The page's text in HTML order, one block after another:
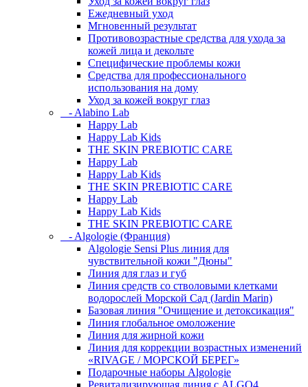
Ежедневный уход
Мгновенный результат
Противовозрастные средства для ухода за
кожей лица и декольте
Специфические проблемы кожи
Средства для профессионального
использования на дому
Уход за кожей вокруг глаз
- Alabino Lab
Happy Lab
Happy Lab Kids
THE SKIN PREBIOTIC CARE
Happy Lab
Happy Lab Kids
THE SKIN PREBIOTIC CARE
Happy Lab
Happy Lab Kids
THE SKIN PREBIOTIC CARE
- Algologie (Франция)
Algologie Sensi Plus линия для
чувcтвительной кожи "Дюны"
Линия для глаз и губ
Линия средств со стволовыми клетками
водорослей Морской Сад (Jardin Marin)
Базовая линия "Очищение и детоксикация"
Линия глобальное омоложение
Линия для жирной кожи
Линия для коррекции возрастных изменений
«RIVAGE / МОРСКОЙ БЕРЕГ»
Подарочные наборы Algologie
Ревитализирующая линия с ALGO4